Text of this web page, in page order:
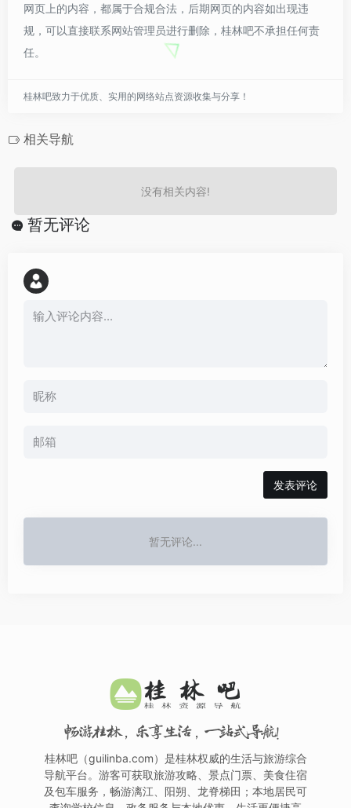
网页上的内容，都属于合规合法，后期网页的内容如出现违
规，可以直接联系网站管理员进行删除，桂林吧不承担任何责
任。
桂林吧致力于优质、实用的网络站点资源收集与分享！
相关导航
没有相关内容!
暂无评论
发表评论
暂无评论...
畅游桂林，乐享生活，一站式导航！
桂林吧（guilinba.com）是桂林权威的生活与旅游综合
导航平台。游客可获取旅游攻略、景点门票、美食住宿
及包车服务，畅游漓江、阳朔、龙脊梯田；本地居民可